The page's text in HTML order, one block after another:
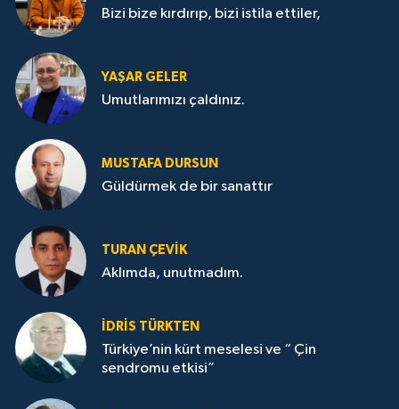
Bizi bize kırdırıp, bizi istila ettiler,
YAŞAR GELER
Umutlarımızı çaldınız.
MUSTAFA DURSUN
Güldürmek de bir sanattır
TURAN ÇEVİK
Aklımda, unutmadım.
İDRİS TÜRKTEN
Türkiye’nin kürt meselesi ve “ Çin
sendromu etkisi”